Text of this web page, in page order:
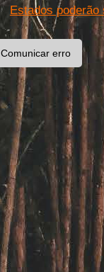
Estados
Comunicar erro